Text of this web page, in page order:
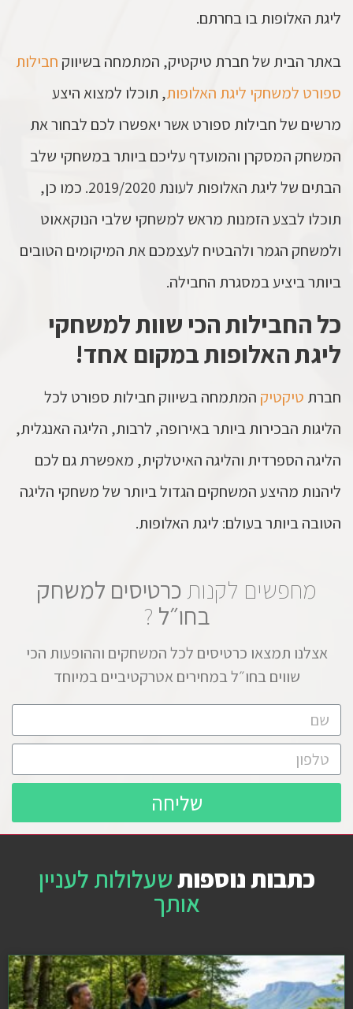
ליגת האלופות בו בחרתם.
באתר הבית של חברת טיקטיק, המתמחה בשיווק חבילות
ספורט למשחקי ליגת האלופות, תוכלו למצוא היצע
מרשים של חבילות ספורט אשר יאפשרו לכם לבחור את
המשחק המסקרן והמועדף עליכם ביותר במשחקי שלב
הבתים של ליגת האלופות לעונת 2019/2020. כמו כן,
תוכלו לבצע הזמנות מראש למשחקי שלבי הנוקאאוט
ולמשחק הגמר ולהבטיח לעצמכם את המיקומים הטובים
ביותר ביציע במסגרת החבילה.
כל החבילות הכי שוות למשחקי
ליגת האלופות במקום אחד!
חברת טיקטיק המתמחה בשיווק חבילות ספורט לכל
הליגות הבכירות ביותר באירופה, לרבות, הליגה האנגלית,
הליגה הספרדית והליגה האיטלקית, מאפשרת גם לכם
ליהנות מהיצע המשחקים הגדול ביותר של משחקי הליגה
הטובה ביותר בעולם: ליגת האלופות.
מחפשים לקנותכרטיסים למשחק
בחו״ל ?
אצלנו תמצאו כרטיסים לכל המשחקים וההופעות הכי
שווים בחו״ל במחירים אטרקטיביים במיוחד
שליחה
כתבות נוספותשעלולות לעניין
אותך